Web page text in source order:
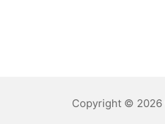
Copyright © 2026